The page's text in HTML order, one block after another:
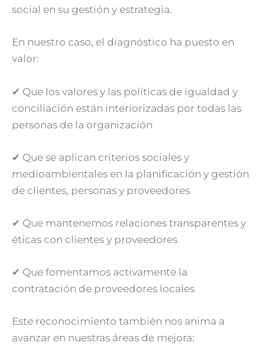
social en su gestión y estrategia.
En nuestro caso, el diagnóstico ha puesto en
valor:
✔ Que los valores y las políticas de igualdad y
conciliación están interiorizadas por todas las
personas de la organización
✔ Que se aplican criterios sociales y
medioambientales en la planificación y gestión
de clientes, personas y proveedores
✔ Que mantenemos relaciones transparentes y
éticas con clientes y proveedores
✔ Que fomentamos activamente la
contratación de proveedores locales
Este reconocimiento también nos anima a
avanzar en nuestras áreas de mejora: